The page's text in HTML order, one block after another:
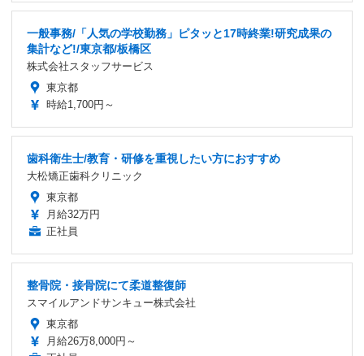
一般事務/「人気の学校勤務」ピタッと17時終業!研究成果の
集計など!/東京都/板橋区
株式会社スタッフサービス
東京都
時給1,700円～
歯科衛生士/教育・研修を重視したい方におすすめ
大松矯正歯科クリニック
東京都
月給32万円
正社員
整骨院・接骨院にて柔道整復師
スマイルアンドサンキュー株式会社
東京都
月給26万8,000円～